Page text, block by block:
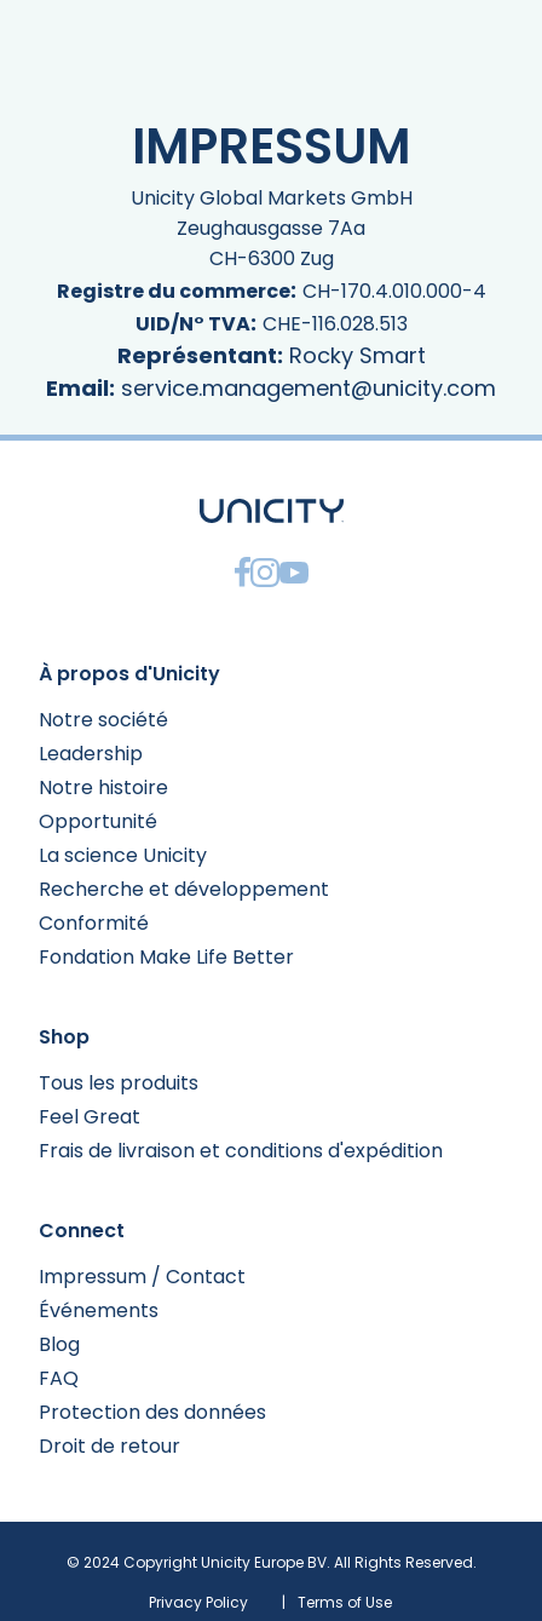
IMPRESSUM
Unicity Global Markets GmbH
Zeughausgasse 7Aa
CH-6300 Zug
Registre du commerce: CH-170.4.010.000-4
UID/N° TVA: CHE-116.028.513
Représentant: Rocky Smart
Email: service.management@unicity.com
À propos d'Unicity
Notre société
Leadership
Notre histoire
Opportunité
La science Unicity
Recherche et développement
Conformité
Fondation Make Life Better
Shop
Tous les produits
Feel Great
Frais de livraison et conditions d'expédition
Connect
Impressum / Contact
Événements
Blog
FAQ
Protection des données
Droit de retour
© 2024 Copyright Unicity Europe BV. All Rights Reserved.
Privacy Policy
| Terms of Use